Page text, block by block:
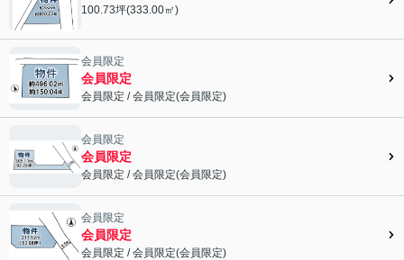
100.73坪(333.00㎡)
会員限定">
会員限定
会員限定
会員限定 /会員限定(会員限定)
会員限定">
会員限定
会員限定
会員限定 /会員限定(会員限定)
会員限定
会員限定
会員限定 /会員限定(会員限定)